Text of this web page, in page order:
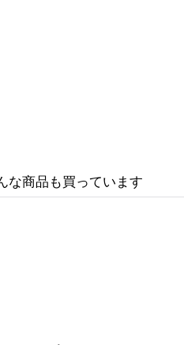
な商品も買っています